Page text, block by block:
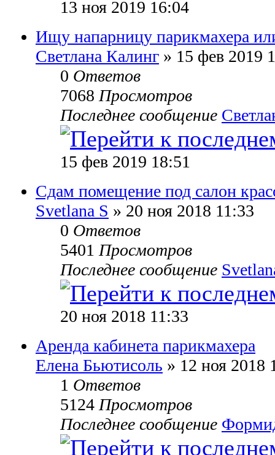
13 ноя 2019 16:04
Ищу напарницу парикмахера
Светлана Калинг » 15 фев 2019
0 Ответов
7068Просмотров
Последнее сообщение
15 фев 2019 18:51
Сдам помещение под салон
Svetlana S » 20 ноя 2018 11:33
0 Ответов
5401Просмотров
Последнее сообщение
20 ноя 2018 11:33
Аренда кабинета парикмахера
Елена Бьютисоль » 12 ноя 2018
1 Ответов
5124Просмотров
Последнее сообщение